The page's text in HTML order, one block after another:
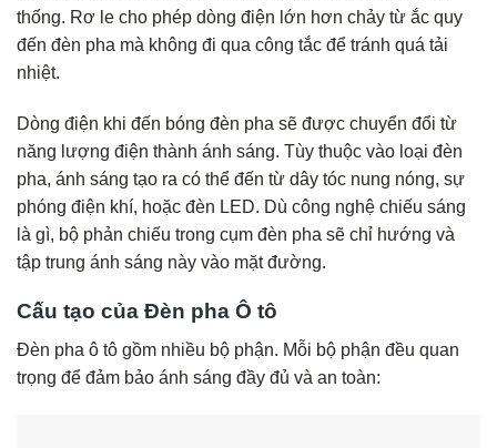
thống. Rơ le cho phép dòng điện lớn hơn chảy từ ắc quy
đến đèn pha mà không đi qua công tắc để tránh quá tải
nhiệt.
Dòng điện khi đến bóng đèn pha sẽ được chuyển đổi từ
năng lượng điện thành ánh sáng. Tùy thuộc vào loại đèn
pha, ánh sáng tạo ra có thể đến từ dây tóc nung nóng, sự
phóng điện khí, hoặc đèn LED. Dù công nghệ chiếu sáng
là gì, bộ phản chiếu trong cụm đèn pha sẽ chỉ hướng và
tập trung ánh sáng này vào mặt đường.
Cấu tạo của Đèn pha Ô tô
Đèn pha ô tô gồm nhiều bộ phận. Mỗi bộ phận đều quan
trọng để đảm bảo ánh sáng đầy đủ và an toàn: